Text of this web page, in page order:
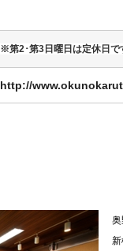
※第2･第3日曜日は定休日で
http://
新